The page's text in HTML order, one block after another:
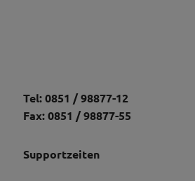
Tel: 0851 / 98877-12
Fax: 0851 / 98877-55
Supportzeiten